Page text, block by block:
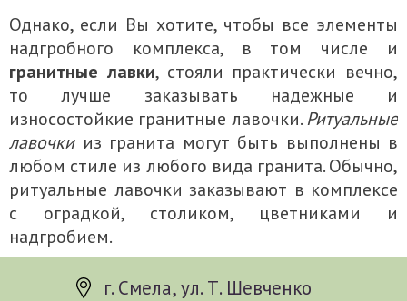
Однако, если Вы хотите, чтобы все элементы
надгробного комплекса, в том числе и
гранитные лавки, стояли практически вечно,
то лучше заказывать надежные и
износостойкие гранитные лавочки.Ритуальные
лавочкииз гранита могут быть выполнены в
любом стиле из любого вида гранита. Обычно,
ритуальные лавочки заказывают в комплексе
с оградкой, столиком, цветниками и
надгробием.
г. Смела, ул. Т. Шевченко